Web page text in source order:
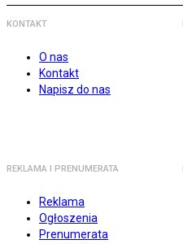
KONTAKT
O nas
Kontakt
Napisz do nas
REKLAMA I PRENUMERATA
Reklama
Ogłoszenia
Prenumerata